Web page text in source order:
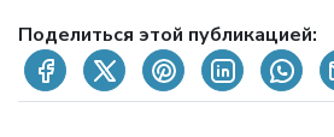
Поделиться этой публикацией: